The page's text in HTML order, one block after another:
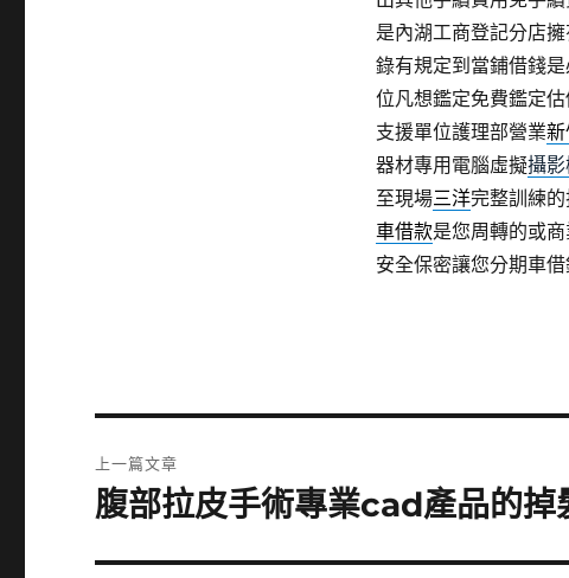
是內湖工商登記分店
錄有規定到當鋪借錢
位凡想鑑定免費鑑定
支援單位護理部營業
器材專用電腦虛擬攝影
至現場三洋完整訓練
車借款是您周轉的或
安全保密讓您分期車
章
上一篇文章
上
篇
腹部拉皮手術專業cad產品的掉